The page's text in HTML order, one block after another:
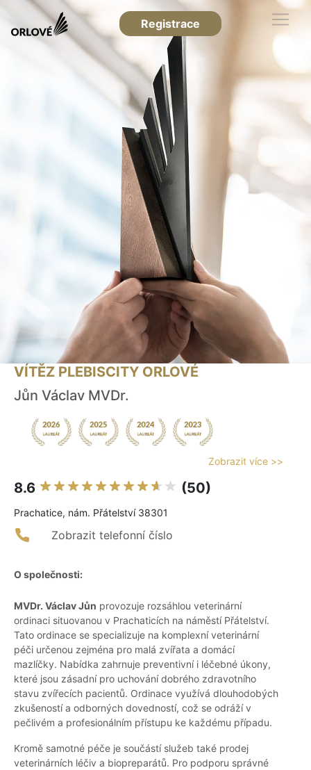
Registrace
VÍTĚZ PLEBISCITY ORLOVÉ
Jůn Václav MVDr.
Zobrazit více >>
8.6 (50)
Prachatice, nám. Přátelství 38301
Zobrazit telefonní číslo
O společnosti:
MVDr. Václav Jůn provozuje rozsáhlou veterinární
ordinaci situovanou v Prachaticích na náměstí Přátelství.
Tato ordinace se specializuje na komplexní veterinární
péči určenou zejména pro malá zvířata a domácí
mazlíčky. Nabídka zahrnuje preventivní i léčebné úkony,
které jsou zásadní pro uchování dobrého zdravotního
stavu zvířecích pacientů. Ordinace využívá dlouhodobých
zkušeností a odborných dovedností, což se odráží v
pečlivém a profesionálním přístupu ke každému případu.
Kromě samotné péče je součástí služeb také prodej
veterinárních léčiv a biopreparátů. Pro podporu správné